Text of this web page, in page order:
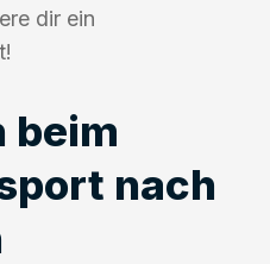
dir ein
beim
nach